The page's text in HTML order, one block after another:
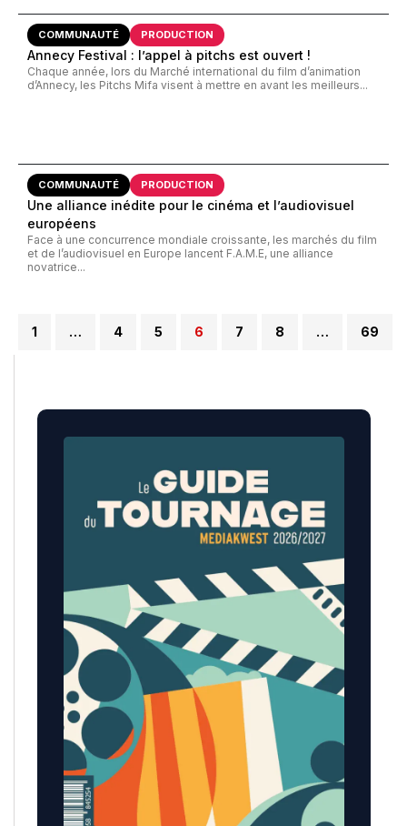
COMMUNAUTÉ PRODUCTION
Annecy Festival : l’appel à pitchs est ouvert !
Chaque année, lors du Marché international du film d’animation
d’Annecy, les Pitchs Mifa visent à mettre en avant les meilleurs...
COMMUNAUTÉ PRODUCTION
Une alliance inédite pour le cinéma et l’audiovisuel
européens
Face à une concurrence mondiale croissante, les marchés du film
et de l’audiovisuel en Europe lancent F.A.M.E, une alliance
novatrice...
1 … 4 5 6 7 8 … 69